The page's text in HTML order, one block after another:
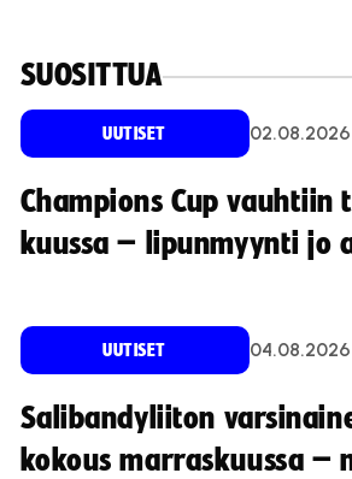
SUOSITTUA
UUTISET 02.08.2026
Champions Cup vauhtiin
kuussa – lipunmyynti jo
UUTISET 04.08.2026
Salibandyliiton
kokous marraskuussa –